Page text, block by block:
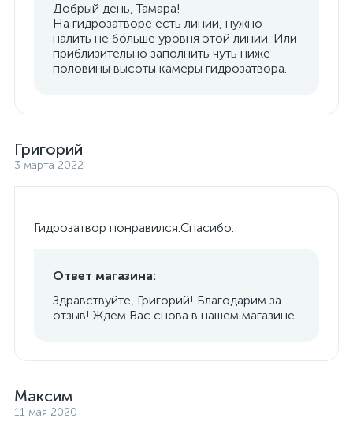
Добрый день, Тамара!
На гидрозатворе есть линии, нужно
налить не больше уровня этой линии. Или
приблизительно заполнить чуть ниже
половины высоты камеры гидрозатвора.
Григорий
3 марта 2022
Гидрозатвор понравился.Спасибо.
Ответ магазина:
Здравствуйте, Григорий! Благодарим за
отзыв! Ждем Вас снова в нашем магазине.
Максим
11 мая 2020